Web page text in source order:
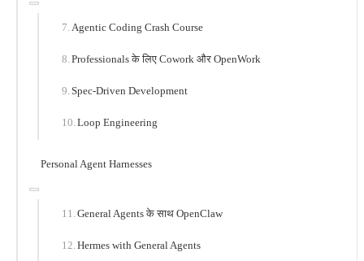
Agentic Coding Crash Course
Professionals के लिए Cowork और OpenWork
Spec-Driven Development
Loop Engineering
Personal Agent Harnesses
General Agents के साथ OpenClaw
Hermes with General Agents